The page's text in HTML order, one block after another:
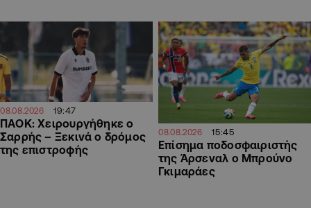
08.08.2026 19:47
ΠΑΟΚ: Χειρουργήθηκε ο
Σαρρής – Ξεκινά ο δρόμος
της επιστροφής
08.08.2026 15:45
Επίσημα ποδοσφαιριστής
της Άρσεναλ ο Μπρούνο
Γκιμαράες